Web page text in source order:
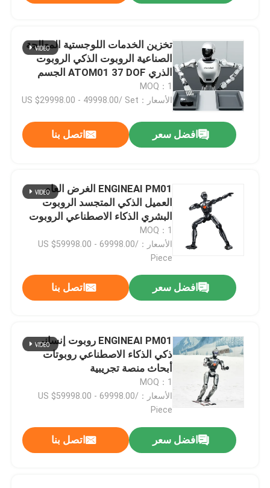
المنزل
فيديوهات
معلومات عنا
جولة في المعمل
اتصل بنا
مدونة
اطلب اقتباس
تخزين الخدمات اللوجستية المعالجة
الصناعية الروبوت الذكي الروبوت
الذري ATOM01 37 DOF الجسم
الموازي الروبوت البشري السعر
MOQ：1
الأسعار：US $29998.00 - 49998.00/ Set
افضل سعر اتصل بنا
ENGINEAI PM01 الغرض العام
العميل الذكي المتجسد الروبوت
البشري الذكاء الاصطناعي الروبوت
الذكاء الاصطناعي
MOQ：1
الأسعار：US $59998.00 - 69998.00/
Piece
افضل سعر اتصل بنا
ENGINEAI PM01 روبوت إنساني
ذكي الذكاء الاصطناعي روبوتات
أبحاث منصة تجريبية
MOQ：1
الأسعار：US $59998.00 - 69998.00/
Piece
افضل سعر اتصل بنا